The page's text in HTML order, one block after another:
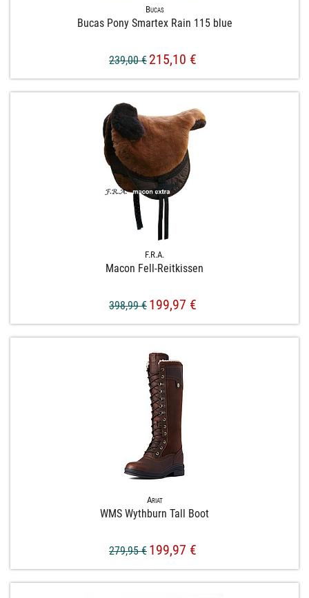
Bucas
Bucas Pony Smartex Rain 115 blue
239,00 € 215,10 €
F.R.A.
Macon Fell-​Reitkissen
398,99 € 199,97 €
Ariat
WMS Wythburn Tall Boot
279,95 € 199,97 €